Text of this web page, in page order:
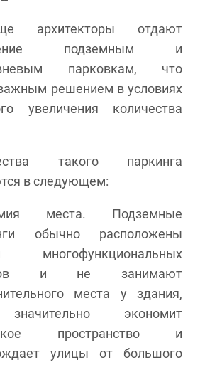
архитекторы отдают
подземным и
парковкам, что
решением в условиях
увеличения количества
такого паркинга
в следующем:
места. Подземные
обычно расположены
многофункциональных
и не занимают
места у здания,
экономит
пространство и
улицы от большого